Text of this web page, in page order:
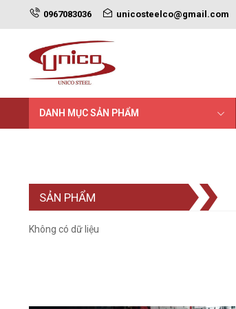
0967083036 unicosteelco@gmail.com
DANH MỤC SẢN PHẨM
SẢN PHẨM
Không có dữ liệu